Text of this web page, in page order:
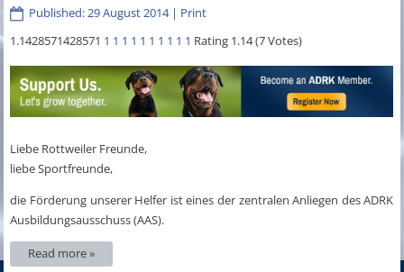
Published: 29 August 2014| Print
1.1428571428571 1 1 1 1 1 1 1 1 1 1 Rating 1.14 (7 Votes)
Liebe Rottweiler Freunde,
liebe Sportfreunde,
die Förderung unserer Helfer ist eines der zentralen Anliegen des ADRK
Ausbildungsausschuss (AAS).
Read more »